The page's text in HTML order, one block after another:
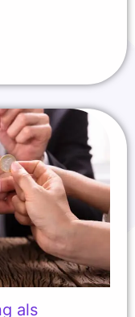
als